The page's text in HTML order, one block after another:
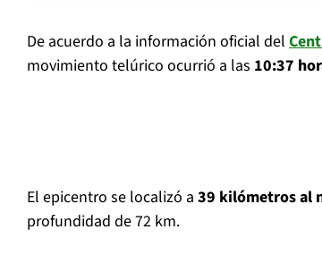
De acuerdo a la información oficial del
movimiento telúrico ocurrió a las 10:37
El epicentro se localizó a 39 kilómetros al
profundidad de 72 km.